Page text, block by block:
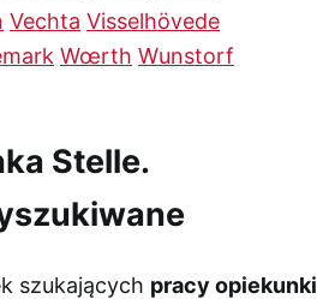
Vechta Visselhövede
Wœrth Wunstorf
Stelle.
szukających pracy opiekunki